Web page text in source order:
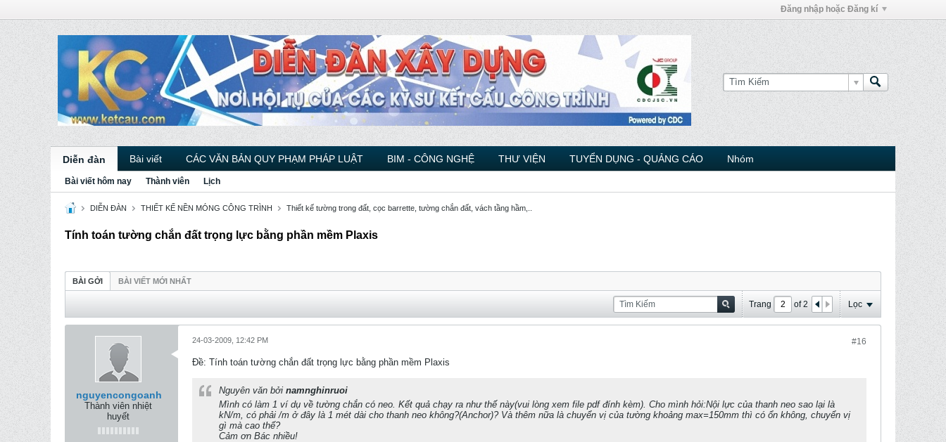
Đăng nhập hoặc Đăng kí
Diễn đàn Bài viết CÁC VĂN BẢN QUY PHẠM PHÁP LUẬT BIM - CÔNG NGHỆ THƯ VIỆN TUYỂN DỤNG - QUẢNG CÁO Nhóm
Bài viết hôm nay Thành viên Lịch
DIỄN ĐÀN THIẾT KẾ NỀN MÓNG CÔNG TRÌNH Thiết kế tường trong đất, cọc barrette, tường chắn đất, vách tầng hầm,..
Tính toán tường chắn đất trọng lực bằng phần mềm Plaxis
BÀI GỞI BÀI VIẾT MỚI NHẤT
Trang of2 Lọc
nguyencongoanh
Thành viên nhiệt
huyết
#16
24-03-2009, 12:42 PM
Ðề: Tính toán tường chắn đất trọng lực bằng phần mềm Plaxis
Nguyên văn bởi namnghinruoi
Mình có làm 1 ví dụ về tường chắn có neo. Kết quả chạy ra như thế này(vui lòng xem file pdf đính kèm). Cho mình hỏi:Nội lực của thanh neo sao lại là
kN/m, có phải /m ở đây là 1 mét dài cho thanh neo không?(Anchor)? Và thêm nữa là chuyển vị của tường khoảng max=150mm thì có ổn không, chuyển vị
gì mà cao thế?
Cảm ơn Bác nhiều!